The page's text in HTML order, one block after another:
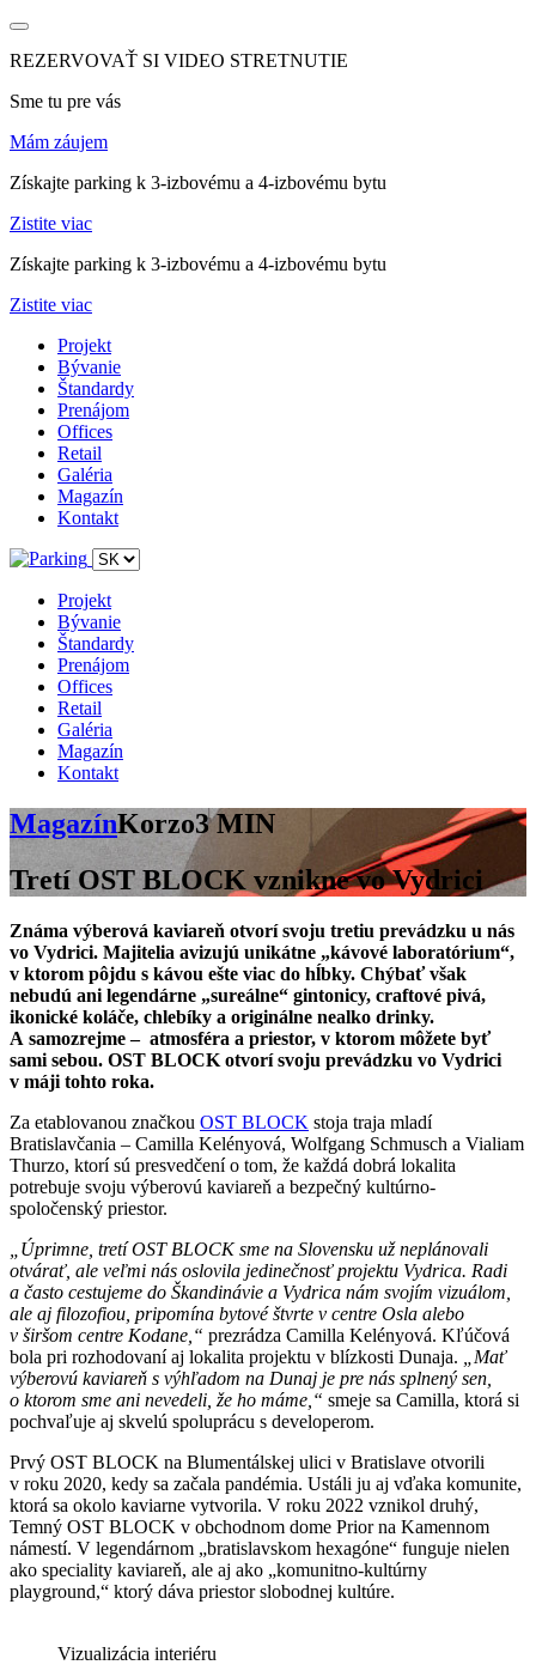
REZERVOVAŤ SI VIDEO STRETNUTIE
Sme tu pre vás
Mám záujem
Získajte parking k 3-izbovému a 4-izbovému bytu
Zistite viac
Získajte parking k 3-izbovému a 4-izbovému bytu
Zistite viac
Projekt
Bývanie
Štandardy
Prenájom
Offices
Retail
Galéria
Magazín
Kontakt
Projekt
Bývanie
Štandardy
Prenájom
Offices
Retail
Galéria
Magazín
Kontakt
MagazínKorzo3 MIN
Tretí OST BLOCK vznikne vo Vydrici
Známa výberová kaviareň otvorí svoju tretiu prevádzku u nás
vo Vydrici. Majitelia avizujú unikátne „kávové laboratórium“,
v ktorom pôjdu s kávou ešte viac do hĺbky. Chýbať však
nebudú ani legendárne „sureálne“ gintonicy, craftové pivá,
ikonické koláče, chlebíky a originálne nealko drinky.
A samozrejme – atmosféra a priestor, v ktorom môžete byť
sami sebou. OST BLOCK otvorí svoju prevádzku vo Vydrici
v máji tohto roka.
Za etablovanou značkou OST BLOCK stoja traja mladí
Bratislavčania – Camilla Kelényová, Wolfgang Schmusch a Vialiam
Thurzo, ktorí sú presvedčení o tom, že každá dobrá lokalita
potrebuje svoju výberovú kaviareň a bezpečný kultúrno-
spoločenský priestor.
„Úprimne, tretí OST BLOCK sme na Slovensku už neplánovali
otvárať, ale veľmi nás oslovila jedinečnosť projektu Vydrica. Radi
a často cestujeme do Škandinávie a Vydrica nám svojím vizuálom,
ale aj filozofiou, pripomína bytové štvrte v centre Osla alebo
v širšom centre Kodane,“ prezrádza Camilla Kelényová. Kľúčová
bola pri rozhodovaní aj lokalita projektu v blízkosti Dunaja.
„Mať
výberovú kaviareň s výhľadom na Dunaj je pre nás splnený sen,
o ktorom sme ani nevedeli, že ho máme,“ smeje sa Camilla, ktorá si
pochvaľuje aj skvelú spoluprácu s developerom.
Prvý OST BLOCK na Blumentálskej ulici v Bratislave otvorili
v roku 2020, kedy sa začala pandémia. Ustáli ju aj vďaka komunite,
ktorá sa okolo kaviarne vytvorila. V roku 2022 vznikol druhý,
Temný OST BLOCK v obchodnom dome Prior na Kamennom
námestí. V legendárnom „bratislavskom hexagóne“ funguje nielen
ako speciality kaviareň, ale aj ako „komunitno-kultúrny
playground,“ ktorý dáva priestor slobodnej kultúre.
Vizualizácia interiéru